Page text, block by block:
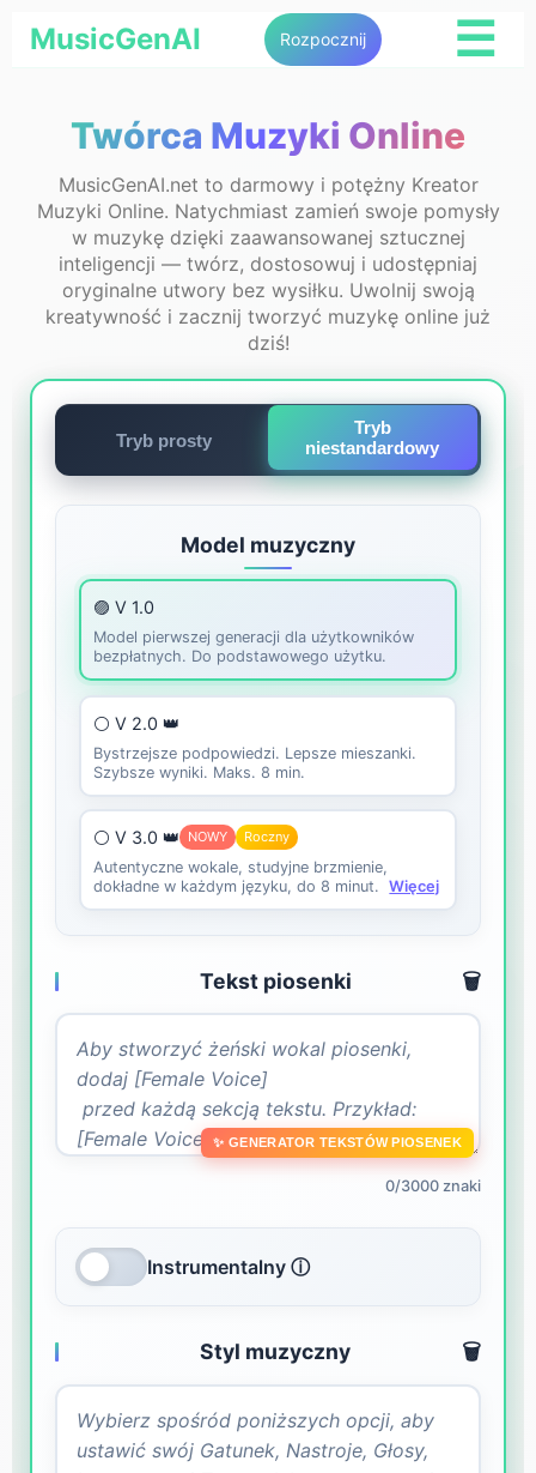
MusicGenAI Rozpocznij ☰
Twórca Muzyki Online
MusicGenAI.net to darmowy i potężny Kreator
Muzyki Online. Natychmiast zamień swoje pomysły
w muzykę dzięki zaawansowanej sztucznej
inteligencji — twórz, dostosowuj i udostępniaj
oryginalne utwory bez wysiłku. Uwolnij swoją
kreatywność i zacznij tworzyć muzykę online już
dziś!
Tryb prosty
Tryb
niestandardowy
Model muzyczny
🟣 V 1.0
Model pierwszej generacji dla użytkowników
bezpłatnych. Do podstawowego użytku.
⚪ V 2.0 👑
Bystrzejsze podpowiedzi. Lepsze mieszanki.
Szybsze wyniki. Maks. 8 min.
⚪ V 3.0 👑 NOWY Roczny
Autentyczne wokale, studyjne brzmienie,
dokładne w każdym języku, do 8 minut.
Więcej
Tekst piosenki 🗑️
✨ GENERATOR TEKSTÓW PIOSENEK
0/3000 znaki
Instrumentalny ⓘ
Styl muzyczny 🗑️